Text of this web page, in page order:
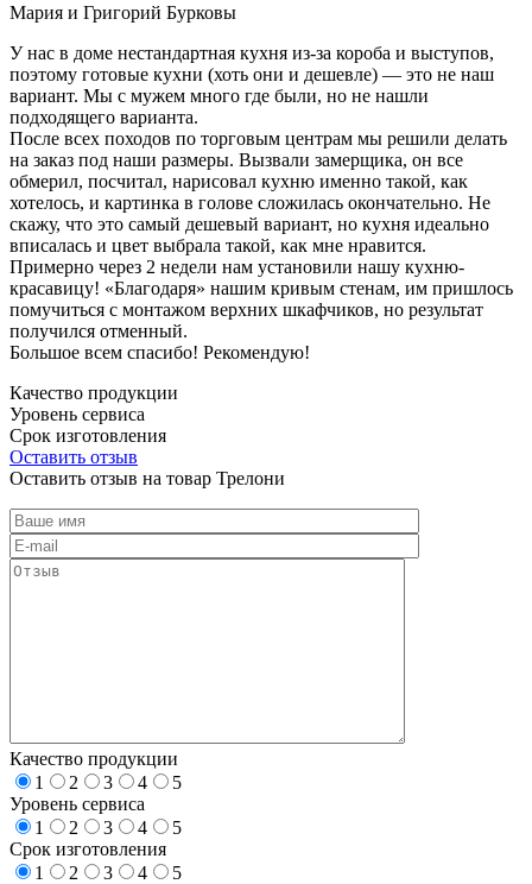
Мария и Григорий Бурковы
У нас в доме нестандартная кухня из-за короба и выступов,
поэтому готовые кухни (хоть они и дешевле) — это не наш
вариант. Мы с мужем много где были, но не нашли
подходящего варианта.
После всех походов по торговым центрам мы решили делать
на заказ под наши размеры. Вызвали замерщика, он все
обмерил, посчитал, нарисовал кухню именно такой, как
хотелось, и картинка в голове сложилась окончательно. Не
скажу, что это самый дешевый вариант, но кухня идеально
вписалась и цвет выбрала такой, как мне нравится.
Примерно через 2 недели нам установили нашу кухню-
красавицу! «Благодаря» нашим кривым стенам, им пришлось
помучиться с монтажом верхних шкафчиков, но результат
получился отменный.
Большое всем спасибо! Рекомендую!
Качество продукции
Уровень сервиса
Срок изготовления
Оставить отзыв
Оставить отзыв на товар Трелони
Качество продукции
1
2 3 4
5
Уровень сервиса
1
2 3 4
5
Срок изготовления
1
2 3 4
5